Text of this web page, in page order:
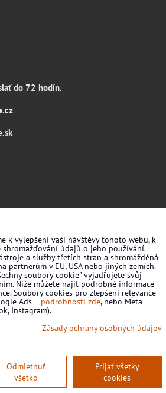
do 72 hodín.
ochrany osobných údajov
k vylepšení vaší návštěvy tohoto webu, k
údajů o jeho používání.
a služby třetích stran a shromážděná
partnerům v EU, USA nebo jiných zemích.
soubory cookie" vyjadřujete svůj
Níže můžete najít podrobné informace
Soubory cookies pro zlepšení relevance
Ads –podrobnosti zde, nebo Meta –
Instagram).
Zásady ochrany osobných údajov
Prijať všetky
cookies
Odmietnuť
všetko